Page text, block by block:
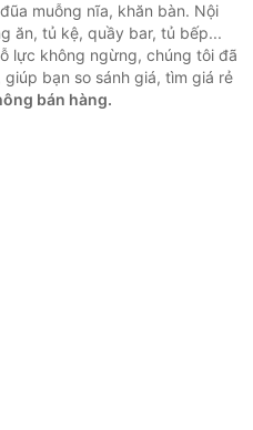
muỗng nĩa, khăn bàn. Nội
ăn, tủ kệ, quầy bar, tủ bếp...
lực không ngừng, chúng tôi đã
bạn so sánh giá, tìm giá rẻ
bán hàng.